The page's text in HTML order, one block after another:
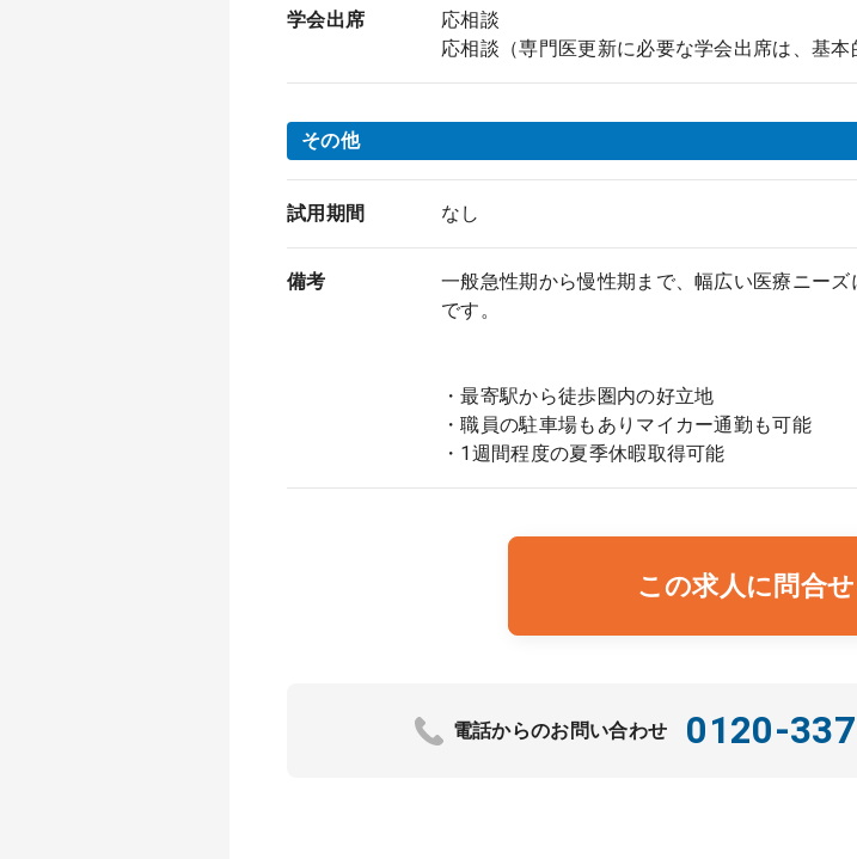
学会出席
応相談
応相談（専門医更新に必要な学会出席は、基
その他
試用期間 なし
備考
一般急性期から慢性期まで、幅広い医療ニー
です。
・最寄駅から徒歩圏内の好立地
・職員の駐車場もありマイカー通勤も可能
・1週間程度の夏季休暇取得可能
この求人に問合
電話からのお問い合わせ 0120-